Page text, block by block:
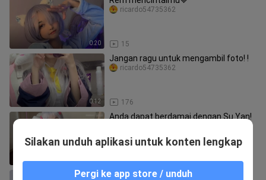
0:20 15
ricardo54735362
0:12
Jangan ragu untuk mengambil foto! !
176
ricardo54735362
Anda dapat berdamai dengan Su Yan!
keindahan! Izumi Sagiri karena
73
ricardo54735362
Saus Miku Saigao
Silakan unduh aplikasi untuk konten lengkap
Pergi ke app store / unduh